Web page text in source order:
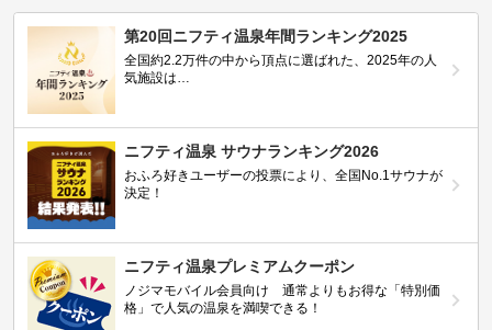
第20回ニフティ温泉年間ランキング2025
全国約2.2万件の中から頂点に選ばれた、2025年の人
気施設は…
ニフティ温泉 サウナランキング2026
おふろ好きユーザーの投票により、全国No.1サウナが
決定！
ニフティ温泉プレミアムクーポン
ノジマモバイル会員向け 通常よりもお得な「特別価
格」で人気の温泉を満喫できる！